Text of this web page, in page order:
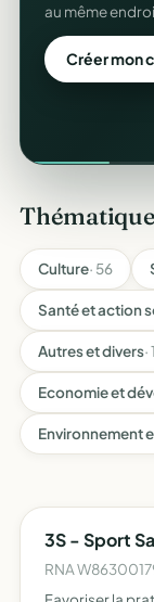
au même
Créer mon
Culture· 56
Santé et action
Autres et divers·
Economie et
Environnement
3S - Sport
RNA